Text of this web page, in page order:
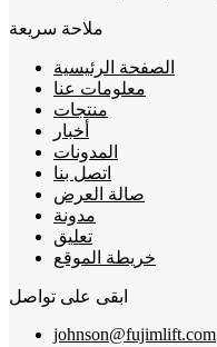
ملاحة سريعة
الصفحة الرئيسية
معلومات عنا
منتجات
أخبار
المدونات
اتصل بنا
صالة العرض
مدونة
تعليق
خريطة الموقع
ابقى على تواصل
johnson@fujimlift.com